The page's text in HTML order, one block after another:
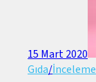
15 Mart 2020
Gıda/İnceleme